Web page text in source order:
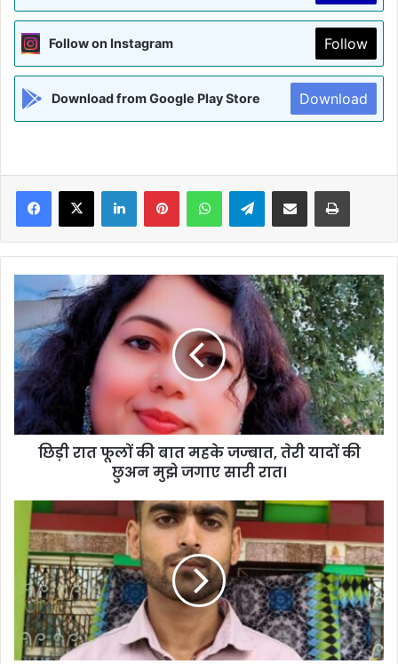
Follow on Instagram Follow
Download from Google Play Store Download
Facebook
X LinkedInPinterestWhatsAppTelegramShare via Email Print
रात
की
बात
महके
जज्बात,
तेरी
यादों
जगाए
सारी
रात।
छिड़ी रात फूलों की बात महके जज्बात, तेरी यादों की
छुअन मुझे जगाए सारी रात।
भूतपूर्व
सैनिक
पौत्र
बिहार
पुलिस
की
परीक्षा